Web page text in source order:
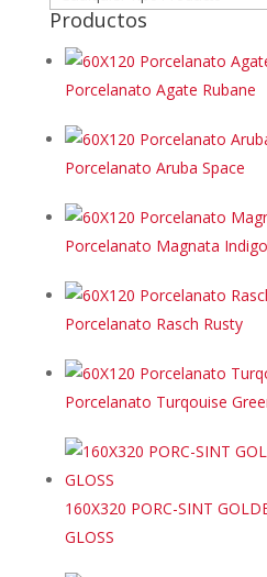
Productos
Porcelanato Agate Rubane
Porcelanato Aruba Space
Porcelanato Magnata Indigo
Porcelanato Rasch Rusty
Porcelanato Turqouise
160X320 PORC-SINT
GLOSS